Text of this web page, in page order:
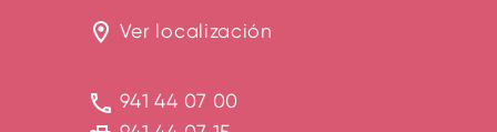
Ver localización
941 44 07 00